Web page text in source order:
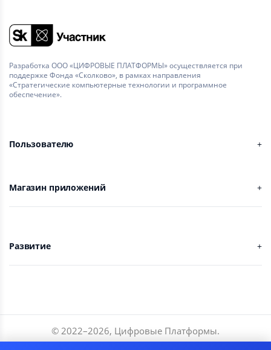
Разработка ООО «ЦИФРОВЫЕ ПЛАТФОРМЫ» осуществляется при
поддержке Фонда «Сколково», в рамках направления
«Стратегические компьютерные технологии и программное
обеспечение».
Пользователю
Магазин приложений
Развитие
© 2022–2026, Цифровые Платформы.